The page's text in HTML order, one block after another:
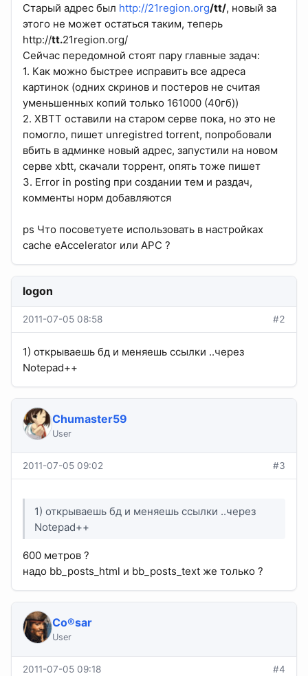
Старый адрес был http://21region.org/tt/, новый за
этого не может остаться таким, теперь
http://tt.21region.org/
Сейчас передомной стоят пару главные задач:
1. Как можно быстрее исправить все адреса
картинок (одних скринов и постеров не считая
уменьшенных копий только 161000 (40гб))
2. XBTT оставили на старом серве пока, но это не
помогло, пишет unregistred torrent, попробовали
вбить в админке новый адрес, запустили на новом
серве xbtt, скачали торрент, опять тоже пишет
3. Error in posting при создании тем и раздач,
комменты норм добавляются
ps Что посоветуете использовать в настройках
cache eAccelerator или APC ?
logon
2011-07-05 08:58 #2
1) открываешь бд и меняешь ссылки ..через
Notepad++
Chumaster59
User
2011-07-05 09:02 #3
1) открываешь бд и меняешь ссылки ..через
Notepad++
600 метров ?
надо bb_posts_html и bb_posts_text же только ?
Co®sar
User
2011-07-05 09:18 #4